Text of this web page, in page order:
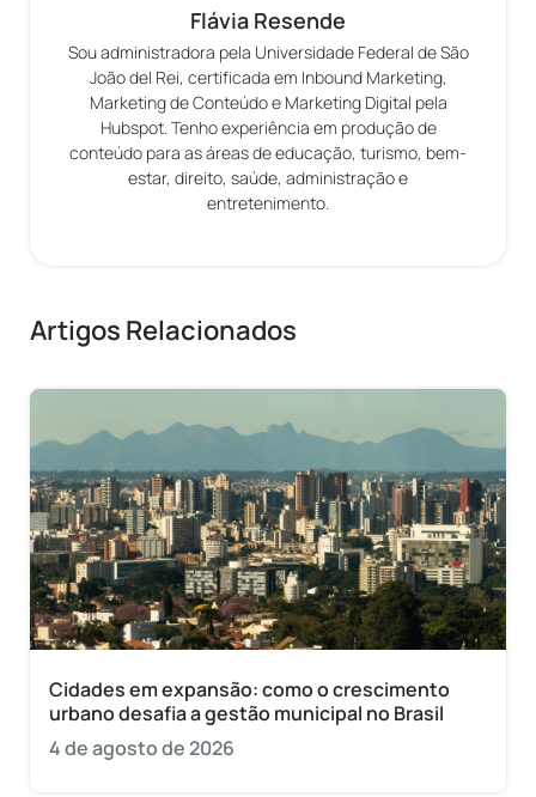
Flávia Resende
Sou administradora pela Universidade Federal de São
João del Rei, certificada em Inbound Marketing,
Marketing de Conteúdo e Marketing Digital pela
Hubspot. Tenho experiência em produção de
conteúdo para as áreas de educação, turismo, bem-
estar, direito, saúde, administração e
entretenimento.
Artigos Relacionados
Cidades em expansão: como o crescimento
urbano desafia a gestão municipal no Brasil
4 de agosto de 2026